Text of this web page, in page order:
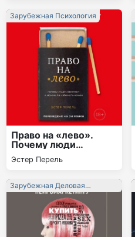
Право на «лево».
Почему люди
изменяют и можно ли
избежать измен
Эстер Перель
Зарубежная Психология
Зарубежная Деловая
Литература